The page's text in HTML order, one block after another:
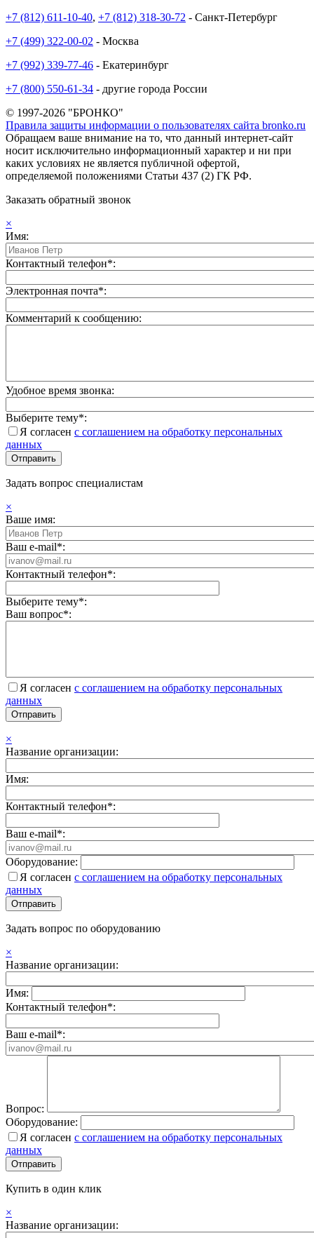
+7 (812) 611-10-40, +7 (812) 318-30-72 - Санкт-Петербург
+7 (499) 322-00-02 - Москва
+7 (992) 339-77-46 - Екатеринбург
+7 (800) 550-61-34 - другие города России
© 1997-2026 "БРОНКО"
Правила защиты информации о пользователях сайта bronko.ru
Обращаем ваше внимание на то, что данный интернет-сайт
носит исключительно информационный характер и ни при
каких условиях не является публичной офертой,
определяемой положениями Статьи 437 (2) ГК РФ.
Заказать обратный звонок
×
Имя:
Контактный телефон*:
Электронная почта*:
Комментарий к сообщению:
Удобное время звонка:
Выберите тему*:
Я согласен с соглашением на обработку персональных
данных
Задать вопрос специалистам
×
Ваше имя:
Ваш e-mail*:
Контактный телефон*:
Выберите тему*:
Ваш вопрос*:
Я согласен с соглашением на обработку персональных
данных
×
Название организации:
Имя:
Контактный телефон*:
Ваш e-mail*:
Оборудование:
Я согласен с соглашением на обработку персональных
данных
Задать вопрос по оборудованию
×
Название организации:
Имя:
Контактный телефон*:
Ваш e-mail*:
Вопрос:
Оборудование:
Я согласен с соглашением на обработку персональных
данных
Купить в один клик
×
Название организации: